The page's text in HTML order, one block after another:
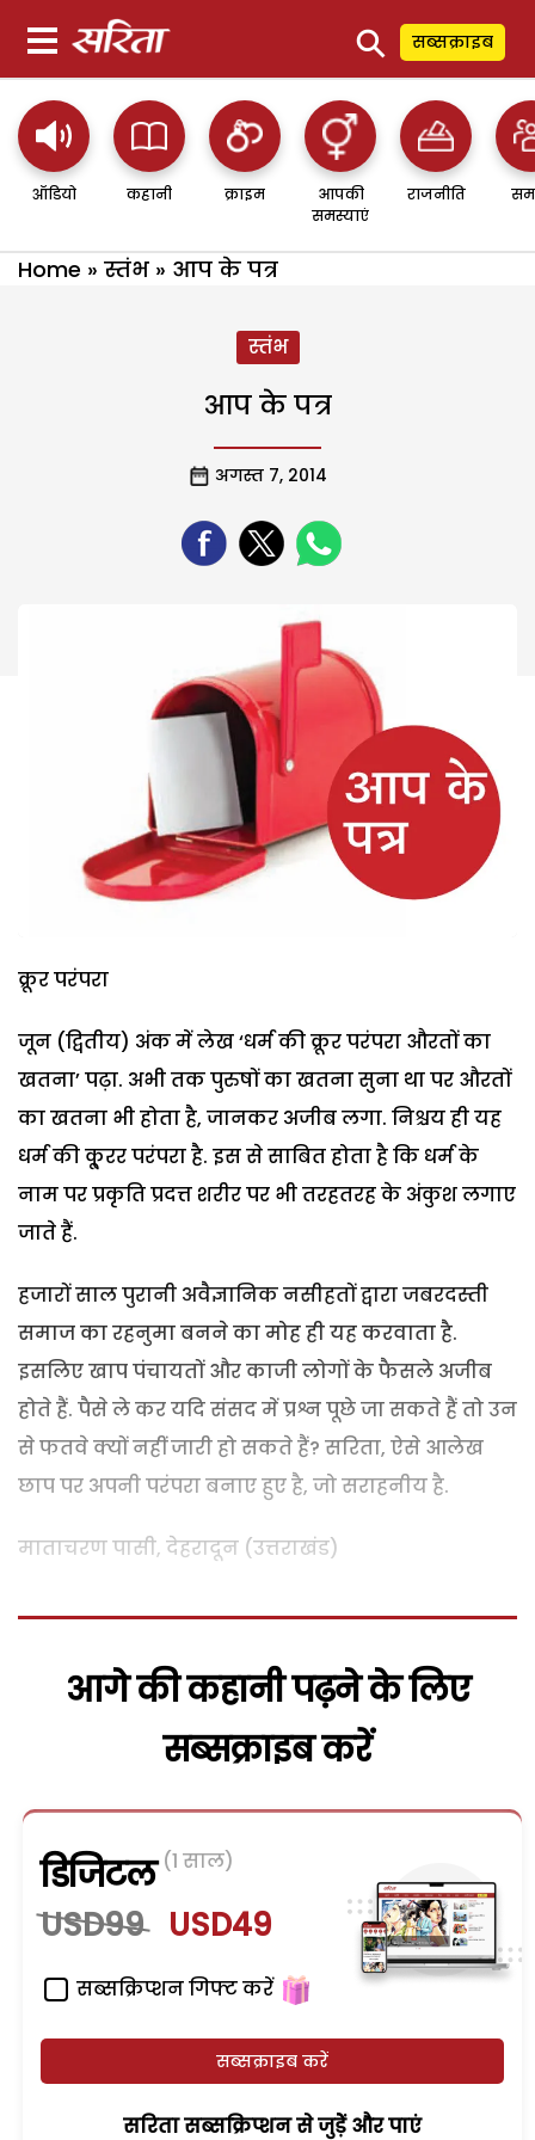
⚲ सब्सक्राइब
ऑडियो कहानी क्राइम
आपकी
समस्याएं
राजनीति
Home » स्तंभ » आप के पत्र
स्तंभ
आप के पत्र
अगस्त 7, 2014
क्रूर परंपरा
जून (द्वितीय) अंक में लेख ‘धर्म की क्रूर परंपरा औरतों का
खतना’ पढ़ा. अभी तक पुरुषों का खतना सुना था पर औरतों
का खतना भी होता है, जानकर अजीब लगा. निश्चय ही यह
धर्म की कू्रर परंपरा है. इस से साबित होता है कि धर्म के
नाम पर प्रकृति प्रदत्त शरीर पर भी तरहतरह के अंकुश लगाए
जाते हैं.
हजारों साल पुरानी अवैज्ञानिक नसीहतों द्वारा जबरदस्ती
समाज का रहनुमा बनने का मोह ही यह करवाता है.
इसलिए खाप पंचायतों और काजी लोगों के फैसले अजीब
होते हैं. पैसे ले कर यदि संसद में प्रश्न पूछे जा सकते हैं तो उन
से फतवे क्यों नहीं जारी हो सकते हैं? सरिता, ऐसे आलेख
छाप पर अपनी परंपरा बनाए हुए है, जो सराहनीय है.
माताचरण पासी, देहरादून (उत्तराखंड)
आगे की कहानी पढ़ने के लिए
सब्सक्राइब करें
डिजिटल (1 साल)
USD99 USD49
सब्सक्रिप्शन गिफ्ट करें
सब्सक्राइब करें
सरिता सब्सक्रिप्शन से जुड़ेें और पाएं